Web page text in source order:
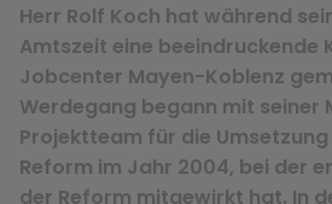
Herr Rolf Koch hat während
Amtszeit eine beeindruckende
Jobcenter Mayen-Koblenz
Werdegang begann mit seiner
Projektteam für die
Reform im Jahr 2004, bei der
der Reform mitgewirkt hat. In